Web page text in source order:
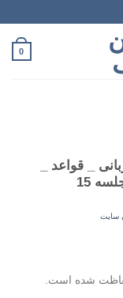
0
_ قواعد _
سایت
شده است.